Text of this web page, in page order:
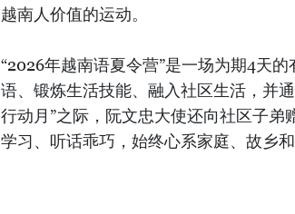
越南人价值的运动。
“2026年越南语夏令营”是一场为期4天
语、锻炼生活技能、融入社区生活，并
行动月”之际，阮文忠大使还向社区子
学习、听话乖巧，始终心系家庭、故乡和